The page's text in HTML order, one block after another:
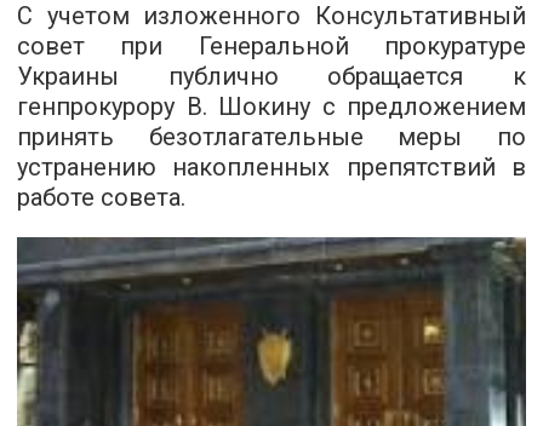
С учетом изложенного Консультативный
совет при Генеральной прокуратуре
Украины публично обращается к
генпрокурору В. Шокину с предложением
принять безотлагательные меры по
устранению накопленных препятствий в
работе совета.